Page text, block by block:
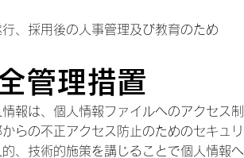
、採用後の人事管理及び教育のため
管理措置
報は、個人情報ファイルへのアクセス制
らの不正アクセス防止のためのセキュリ
、技術的施策を講じることで個人情報へ